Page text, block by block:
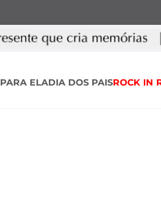
PARA ELADIA DOS PAISROCK IN